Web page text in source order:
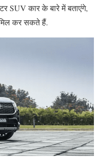
कार के बारे में बताएंगे,
कर सकते हैं.